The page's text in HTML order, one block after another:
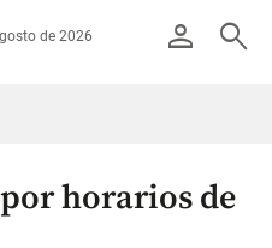
person search
de 2026
horarios de